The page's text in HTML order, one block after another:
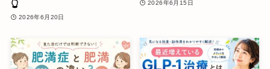
👆
2026年6月20日
2026年6月15日